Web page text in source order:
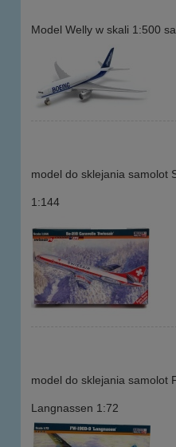
Model Welly w skali 1:500
model do sklejania samolot
1:144
model do sklejania samolot
Langnassen 1:72